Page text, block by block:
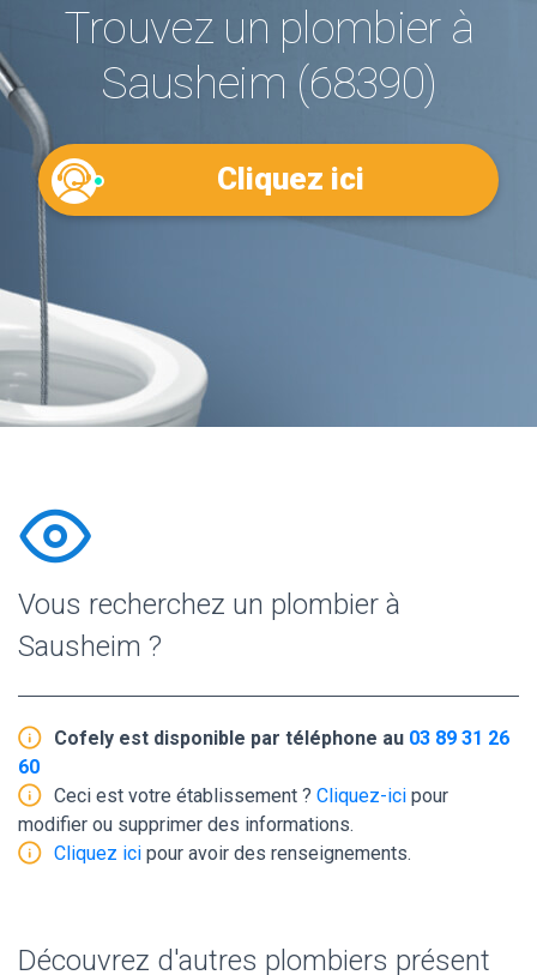
Trouvez un plombier à
Sausheim (68390)
Cliquez ici
Vous recherchez un plombier à
Sausheim ?
Cofely est disponible par téléphone au 03 89 31 26
60
Ceci est votre établissement ? Cliquez-ici pour
modifier ou supprimer des informations.
Cliquez ici pour avoir des renseignements.
Découvrez d'autres plombiers présent